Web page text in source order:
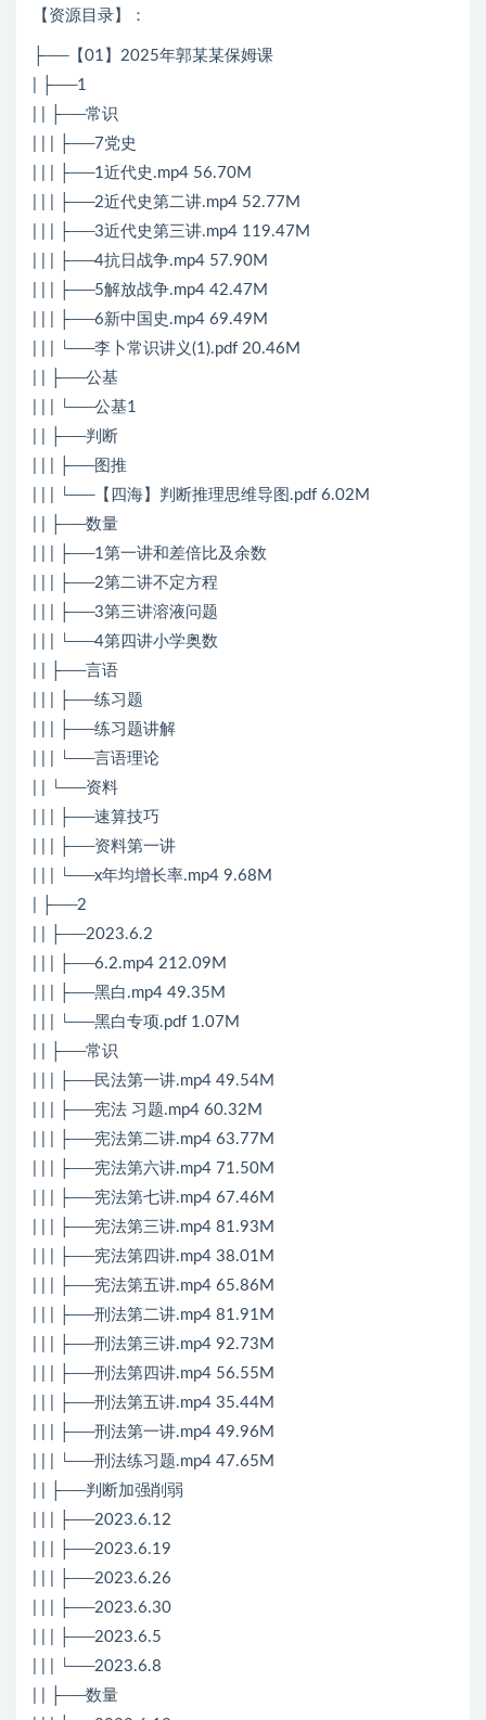
【资源目录】：
├──【01】2025年郭某某保姆课
| ├──1
| | ├──常识
| | | ├──7党史
| | | ├──1近代史.mp4 56.70M
| | | ├──2近代史第二讲.mp4 52.77M
| | | ├──3近代史第三讲.mp4 119.47M
| | | ├──4抗日战争.mp4 57.90M
| | | ├──5解放战争.mp4 42.47M
| | | ├──6新中国史.mp4 69.49M
| | | └──李卜常识讲义(1).pdf 20.46M
| | ├──公基
| | | └──公基1
| | ├──判断
| | | ├──图推
| | | └──【四海】判断推理思维导图.pdf 6.02M
| | ├──数量
| | | ├──1第一讲和差倍比及余数
| | | ├──2第二讲不定方程
| | | ├──3第三讲溶液问题
| | | └──4第四讲小学奥数
| | ├──言语
| | | ├──练习题
| | | ├──练习题讲解
| | | └──言语理论
| | └──资料
| | | ├──速算技巧
| | | ├──资料第一讲
| | | └──x年均增长率.mp4 9.68M
| ├──2
| | ├──2023.6.2
| | | ├──6.2.mp4 212.09M
| | | ├──黑白.mp4 49.35M
| | | └──黑白专项.pdf 1.07M
| | ├──常识
| | | ├──民法第一讲.mp4 49.54M
| | | ├──宪法 习题.mp4 60.32M
| | | ├──宪法第二讲.mp4 63.77M
| | | ├──宪法第六讲.mp4 71.50M
| | | ├──宪法第七讲.mp4 67.46M
| | | ├──宪法第三讲.mp4 81.93M
| | | ├──宪法第四讲.mp4 38.01M
| | | ├──宪法第五讲.mp4 65.86M
| | | ├──刑法第二讲.mp4 81.91M
| | | ├──刑法第三讲.mp4 92.73M
| | | ├──刑法第四讲.mp4 56.55M
| | | ├──刑法第五讲.mp4 35.44M
| | | ├──刑法第一讲.mp4 49.96M
| | | └──刑法练习题.mp4 47.65M
| | ├──判断加强削弱
| | | ├──2023.6.12
| | | ├──2023.6.19
| | | ├──2023.6.26
| | | ├──2023.6.30
| | | ├──2023.6.5
| | | └──2023.6.8
| | ├──数量